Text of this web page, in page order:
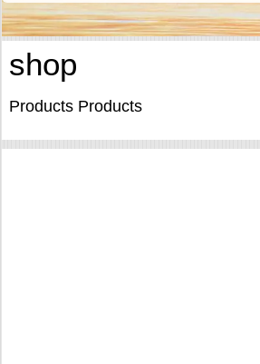
shop
Products Products